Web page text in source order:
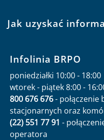
Jak uzyskać
Infolinia BRPO
poniedziałki 10:00 - 18:00
wtorek - piątek 8:00 -
800 676 676- połączenie
stacjonarnych oraz
(22) 551 77 91 -
operatora